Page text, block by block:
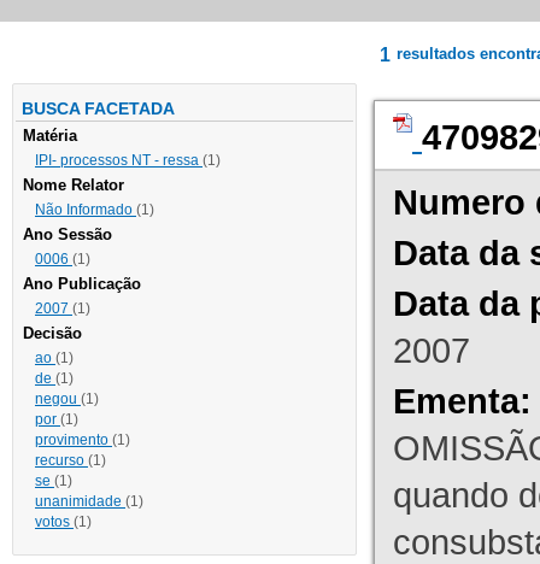
BUSCA FACETADA
Matéria
IPI- processos NT - ressa (1)
Nome Relator
Não Informado (1)
Ano Sessão
0006 (1)
Ano Publicação
2007 (1)
Decisão
ao (1)
de (1)
negou (1)
por (1)
provimento (1)
recurso (1)
se (1)
unanimidade (1)
votos (1)
1 resultados
Numero
Data da
Data da
2007
Ementa:
quando